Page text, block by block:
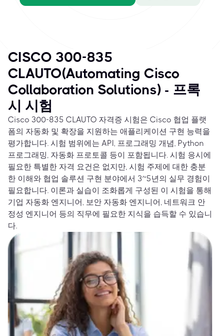
CISCO 300-835
CLAUTO(Automating Cisco
Collaboration Solutions) - 프록
시 시험
Cisco 300-835 CLAUTO 자격증 시험은 Cisco 협업 플랫
폼의 자동화 및 확장을 지원하는 애플리케이션 구현 능력을
평가합니다. 시험 범위에는 API, 프로그래밍 개념, Python
프로그래밍, 자동화 프로토콜 등이 포함됩니다. 시험 응시에
필요한 특별한 자격 요건은 없지만, 시험 주제에 대한 충분
한 이해와 협업 솔루션 구현 분야에서 3~5년의 실무 경험이
필요합니다. 이론과 실습이 조화롭게 구성된 이 시험을 통해
기업 자동화 엔지니어, 보안 자동화 엔지니어, 네트워크 안
정성 엔지니어 등의 직무에 필요한 지식을 습득할 수 있습니
다.